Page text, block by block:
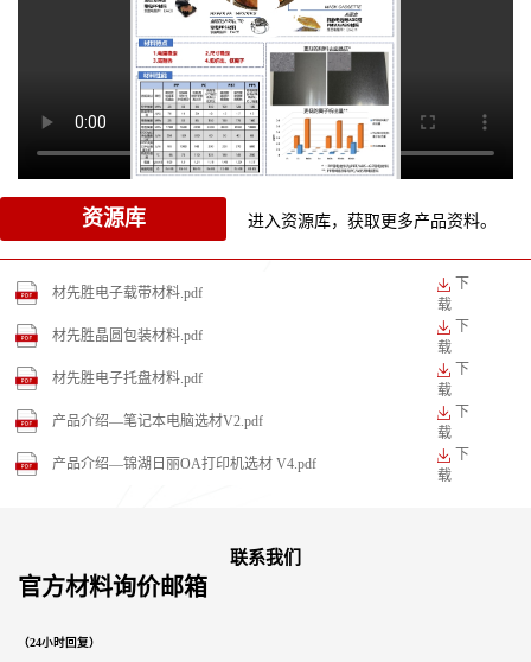
资源库 进入资源库，获取更多产品资料。
材先胜电子载带材料.pdf
下
载
材先胜晶圆包装材料.pdf
下
载
材先胜电子托盘材料.pdf
下
载
产品介绍—笔记本电脑选材V2.pdf
下
载
产品介绍—锦湖日丽OA打印机选材 V4.pdf
下
载
联系我们
官方材料询价邮箱
（24小时回复）